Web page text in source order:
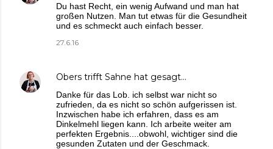
Du hast Recht, ein wenig Aufwand und man hat
großen Nutzen. Man tut etwas für die Gesundheit
und es schmeckt auch einfach besser.
27.6.16
Obers trifft Sahne hat gesagt…
Danke für das Lob. ich selbst war nicht so
zufrieden, da es nicht so schön aufgerissen ist.
Inzwischen habe ich erfahren, dass es am
Dinkelmehl liegen kann. Ich arbeite weiter am
perfekten Ergebnis....obwohl, wichtiger sind die
gesunden Zutaten und der Geschmack.